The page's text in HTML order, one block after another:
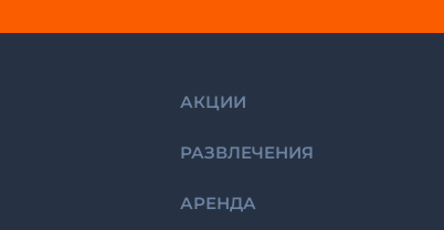
АКЦИИ
РАЗВЛЕЧЕНИЯ
АРЕНДА